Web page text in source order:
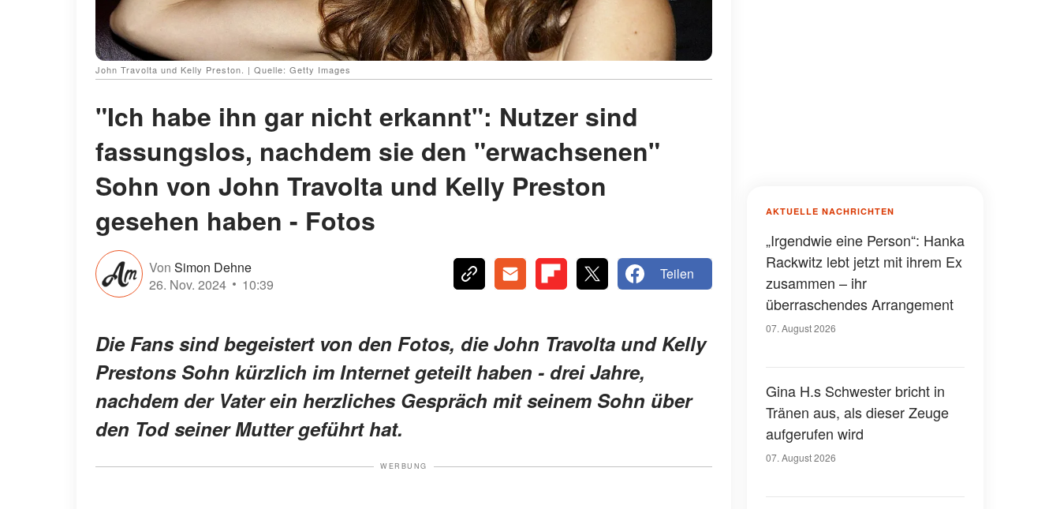
John Travolta und Kelly Preston. | Quelle: Getty Images
"Ich habe ihn gar nicht erkannt": Nutzer sind
fassungslos, nachdem sie den "erwachsenen"
Sohn von John Travolta und Kelly Preston
gesehen haben - Fotos
Von Simon Dehne
26. Nov. 2024
10:39
Teilen
Die Fans sind begeistert von den Fotos, die John Travolta und Kelly
Prestons Sohn kürzlich im Internet geteilt haben - drei Jahre,
nachdem der Vater ein herzliches Gespräch mit seinem Sohn über
den Tod seiner Mutter geführt hat.
WERBUNG
AKTUELLE NACHRICHTEN
„Irgendwie eine Person“: Hanka
Rackwitz lebt jetzt mit ihrem Ex
zusammen – ihr
überraschendes Arrangement
07. August 2026
Gina H.s Schwester bricht in
Tränen aus, als dieser Zeuge
aufgerufen wird
07. August 2026